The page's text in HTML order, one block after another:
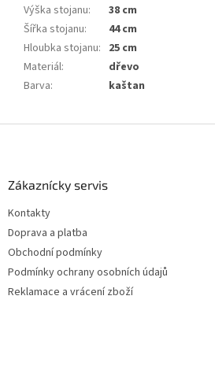
Výška stojanu:
38 cm
Šířka stojanu:
44 cm
Hloubka stojanu: 25 cm
Materiál:
dřevo
Barva: kaštan
Zákaznícky servis
Kontakty
Doprava a platba
Obchodní podmínky
Podmínky ochrany osobních údajů
Reklamace a vrácení zboží